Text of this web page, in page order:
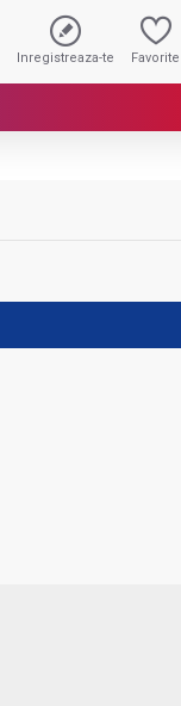
Inregistreaza-te Favorite